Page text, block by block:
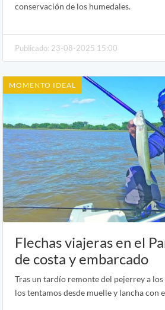
conservación de los humedales.
Publicado: 23-08-2025 15:00
MOMENTO IDEAL
Flechas viajeras en el
de costa y embarcado
Tras un tardío remonte del pejerrey a
los tentamos desde muelle y lancha con